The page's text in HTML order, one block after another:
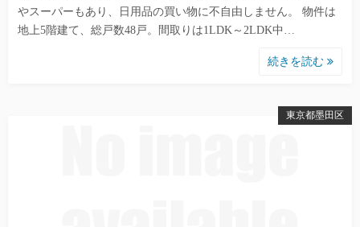
やスーパーもあり、日用品の買い物に不自由しません。 物件は
地上5階建て、総戸数48戸。間取りは1LDK～2LDK中…
続きを読む
東京都墨田区